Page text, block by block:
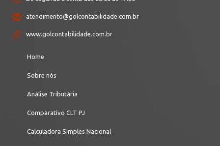
atendimento@golcontabilidade.com.br
www.golcontabilidade.com.br
Home
Sobre nós
Análise Tributária
Comparativo CLT PJ
Calculadora Simples Nacional